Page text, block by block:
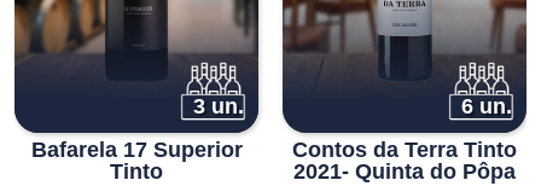
3 un.
Bafarela 17 Superior
Tinto
6 un.
Contos da Terra Tinto
2021- Quinta do Pôpa